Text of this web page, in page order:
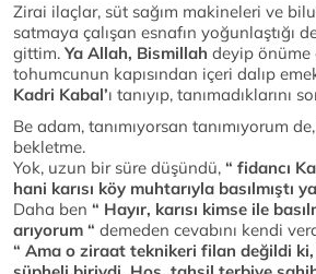
Zirai ilaçlar, süt sağım makineleri ve
satmaya çalışan esnafın yoğunlaştığı
gittim. Ya Allah, Bismillah deyip önüme
tohumcunun kapısından içeri dalıp
Kadri Kabal’ı tanıyıp, tanımadıklarını
Be adam, tanımıyorsan tanımıyorum
bekletme.
Yok, uzun bir süre düşündü, “ fidancı
hani karısı köy muhtarıyla basılmıştı
Daha ben “ Hayır, karısı kimse ile
arıyorum “ demeden cevabını kendi
“ Ama o ziraat teknikeri filan değildi